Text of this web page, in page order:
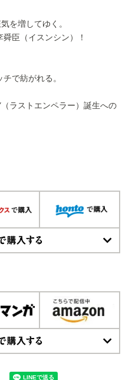
を増してゆく。
臣（イスンシン）！
で紡がれる。
ラストエンペラー）誕生への